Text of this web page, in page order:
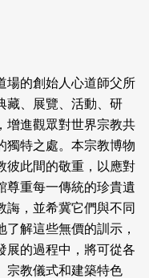
場的創始人心道師父所
藏、展覽、活動、研
增進觀眾對世界宗教共
獨特之處。本宗教博物
彼此間的敬重，以應對
尊重每一傳統的珍貴遺
誨，並希冀它們與不同
解這些無價的訓示，
展的過程中，將可從各
宗教儀式和建築特色